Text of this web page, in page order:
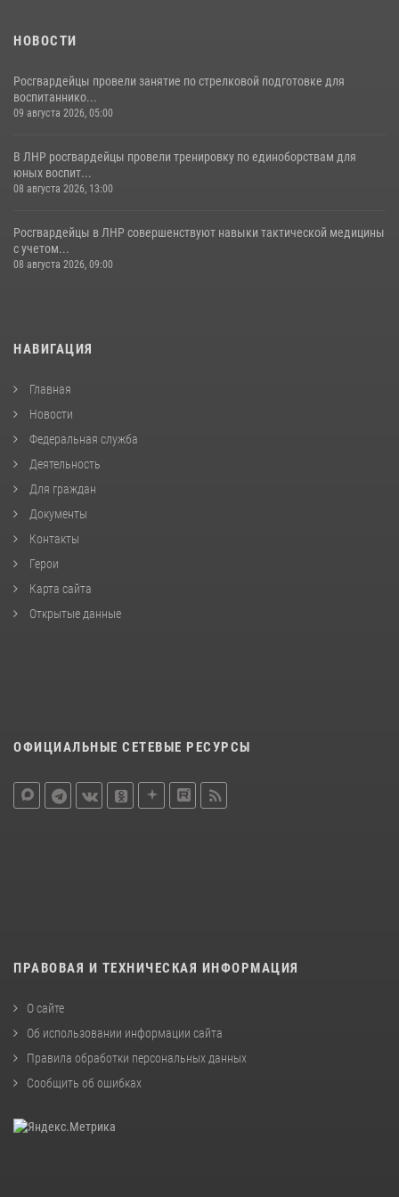
НОВОСТИ
Росгвардейцы провели занятие по стрелковой подготовке для
воспитаннико...
09 августа 2026, 05:00
В ЛНР росгвардейцы провели тренировку по единоборствам для
юных воспит...
08 августа 2026, 13:00
Росгвардейцы в ЛНР совершенствуют навыки тактической медицины
с учетом...
08 августа 2026, 09:00
НАВИГАЦИЯ
Главная
Новости
Федеральная служба
Деятельность
Для граждан
Документы
Контакты
Герои
Карта сайта
Открытые данные
ОФИЦИАЛЬНЫЕ СЕТЕВЫЕ РЕСУРСЫ
ПРАВОВАЯ И ТЕХНИЧЕСКАЯ ИНФОРМАЦИЯ
О сайте
Об использовании информации сайта
Правила обработки персональных данных
Сообщить об ошибках